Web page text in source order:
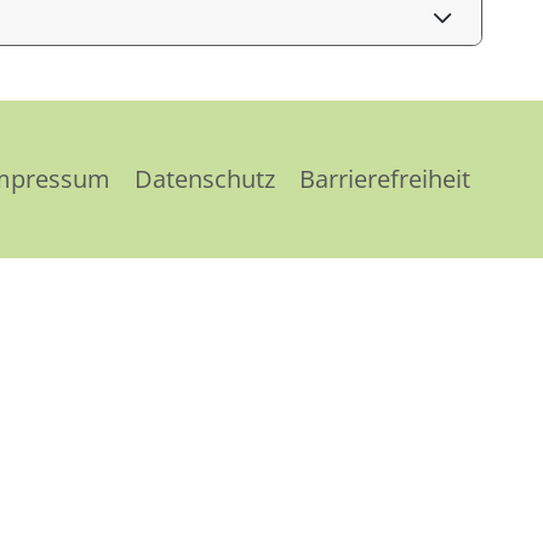
Datenschutz Barrierefreiheit